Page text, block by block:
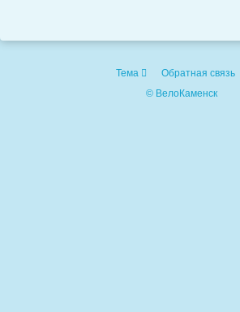
Тема
Обратная связь
© ВелоКаменск